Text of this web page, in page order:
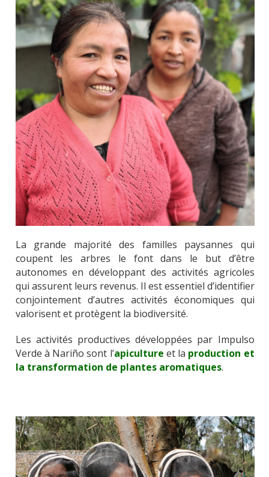
La grande majorité des familles paysannes
qui
coupent les arbres le font dans le but d’être
autonomes en développant des activités agricoles
qui assurent leurs revenus. Il est essentiel d’identifier
conjointement d’autres activités économiques qui
valorisent et protègent la biodiversité.
Les activités productives développées par Impulso
Verde à Nariño sont l’apiculture et la production et
la transformation de plantes aromatiques.